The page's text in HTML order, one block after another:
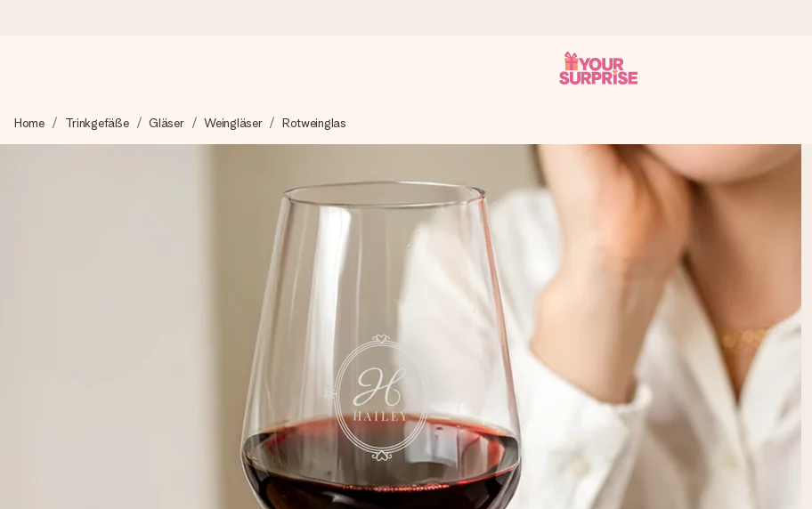
Wir bereiten dein Geschenk sorgfältig vor und schicken es blitzschnell – damit du es genau zum richtigen Zeitpunkt überreichen
zählt.
4,8 (basierend auf +15.000 Bewertungen)
Unsere Geschenke begeistern. Kunden bewerten uns mit 4,8 bei Google Reviews (Gesamtergebnis aller Länder, in die wir
Samstag - Sonntag : 8:30 - 13:00 Uhr
Home Trinkgefäße Gläser Weingläser Rotweinglas